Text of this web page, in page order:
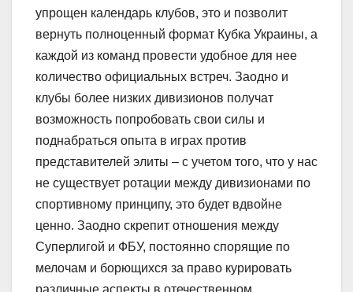
упрощен календарь клубов, это и позволит
вернуть полноценный формат Кубка Украины, а
каждой из команд провести удобное для нее
количество официальных встреч. Заодно и
клубы более низких дивизионов получат
возможность попробовать свои силы и
поднабраться опыта в играх против
представителей элиты – с учетом того, что у нас
не существует ротации между дивизионами по
спортивному принципу, это будет вдвойне
ценно. Заодно скрепит отношения между
Суперлигой и ФБУ, постоянно спорящие по
мелочам и борющихся за право курировать